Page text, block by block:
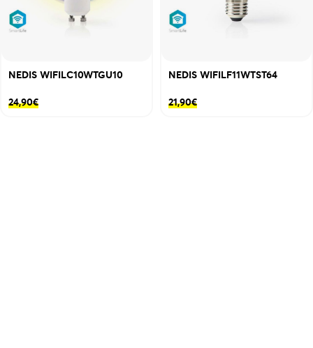
NEDIS WIFILC10WTGU10
24,90€
NEDIS WIFILF11WTST64
21,90€